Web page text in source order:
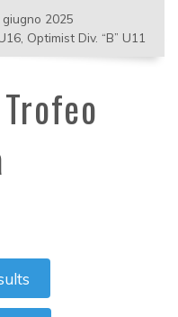
giugno 2025
Optimist Div. “B” U11